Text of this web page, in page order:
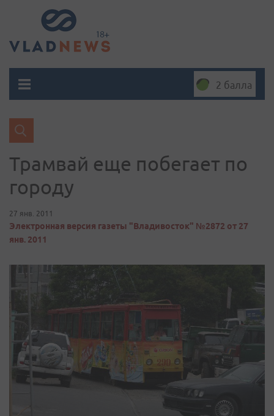
2 балла
Трамвай еще побегает по
городу
27 янв. 2011
Электронная версия газеты "Владивосток" №2872 от 27
янв. 2011